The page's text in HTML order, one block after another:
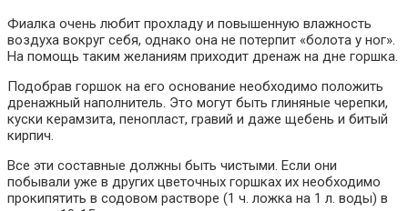
Фиалка очень любит прохладу и повышенную влажность
воздуха вокруг себя, однако она не потерпит «болота у ног».
На помощь таким желаниям приходит дренаж на дне горшка.
Подобрав горшок на его основание необходимо положить
дренажный наполнитель. Это могут быть глиняные черепки,
куски керамзита, пенопласт, гравий и даже щебень и битый
кирпич.
Все эти составные должны быть чистыми. Если они
побывали уже в других цветочных горшках их необходимо
прокипятить в содовом растворе (1 ч. ложка на 1 л. воды) в